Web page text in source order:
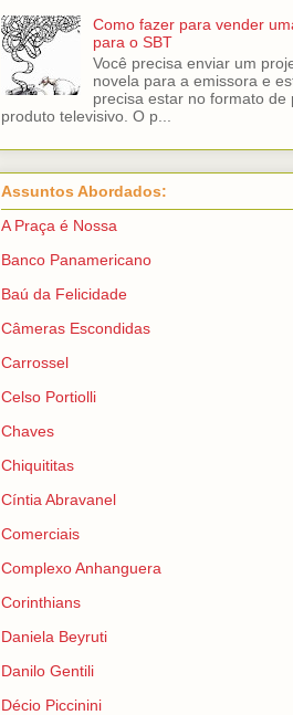
Como fazer para vender
para o SBT
Você precisa enviar um
novela para a emissora e
precisa estar no formato de
produto televisivo. O p...
Assuntos Abordados:
A Praça é Nossa
Banco Panamericano
Baú da Felicidade
Câmeras Escondidas
Carrossel
Celso Portiolli
Chaves
Chiquititas
Cíntia Abravanel
Comerciais
Complexo Anhanguera
Corinthians
Daniela Beyruti
Danilo Gentili
Décio Piccinini